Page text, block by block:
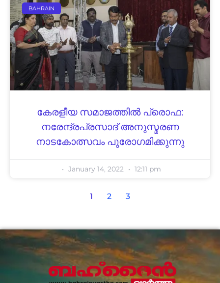
BAHRAIN
കേരളീയ സമാജത്തിൽ പ്രൊഫ:
നരേന്ദ്രപ്രസാദ്‌ അനുസ്മരണ
നാടകോത്സവം പുരോഗമിക്കുന്നു
January 14, 2022 12:11 pm
1 2 3